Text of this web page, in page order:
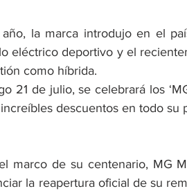
la marca introdujo en el
eléctrico deportivo y el
como híbrida.
21 de julio, se celebrará los
descuentos en todo su
marco de su centenario, MG
la reapertura oficial de su